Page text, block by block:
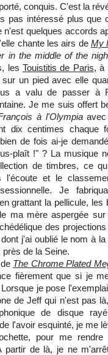
conquis. C'est la
pas intéressé plus que
n'est quelques accords
chante les airs de My
in the middle of the
les Touistitis de Paris, à
un pied avec elle
a valu de passer à
Je me suis offert
à l'Olympiaavec
dix centimes chaque
de fois ai-je
plaît !" ? La musique
de timbres, ce
l'écoute et le
Je
grattant la pellicule, les
ma mère aspergée
des
j'ai oublié le nom à
de la Seine.
The Chrome Plated
fièrement que si je
je pose
de Jeff qui n'est pas
de disque
l'avoir esquinté, je me
pour me rendre
partir de là, je ne